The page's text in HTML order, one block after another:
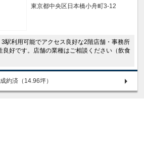
東京都中央区日本橋小舟町3-12
3駅利用可能でアクセス良好な2階店舗・事務所
良好です。店舗の業種はご相談ください（飲食
約済（14.96坪）